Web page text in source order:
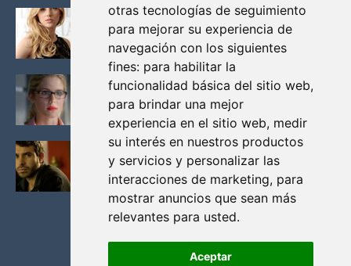
otras tecnologías de seguimiento
para mejorar su experiencia de
navegación con los siguientes
fines: para habilitar la
funcionalidad básica del sitio web,
para brindar una mejor
experiencia en el sitio web, medir
su interés en nuestros productos
y servicios y personalizar las
interacciones de marketing, para
mostrar anuncios que sean más
relevantes para usted.
Aceptar
KATHERYN WINNICK: LA ACTRIZ MAS GUAPA DE
VIKINGOS
Junio 14, 2013
FELICITY (EMILY BETT RICKARDS), LAS FOTOS
MAS BONITAS DE LA ALIADA DE ARROW
Noviembre 30, 2013
BLACK MIRROR: TODA TU HISTORIA. EPISODIO 3.
LA CRITICA
Mayo 17, 2012